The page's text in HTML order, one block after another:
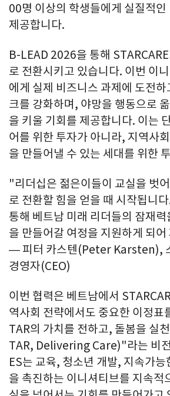
00명 이상의 학생들에게 실질적인
제공합니다.
B-LEAD 2026을 통해
로 전환시키고 있습니다. 이번 이
에게 실제 비즈니스 과제에 도전하
크를 강화하며, 야망을 행동으로
을 키울 기회를 제공합니다. 이는
어를 위한 투자가 아니라, 지역사
을 만들어낼 수 있는 세대를 위한
"리더십은 젊은이들이 교실을 벗
로 전환할 힘을 얻을 때 시작됩니
통해 베트남 미래 리더들의 잠재력
을 만들어갈 여정을 지원하게 되
— 피터 카스텐(Peter Karsten),
경영자(CEO)
이번 협력은 베트남에서
역사회 전략에서도 중요한 이정표
TAR의 가치를 전하고, 돌봄을 실
TAR, Delivering Care)"라는 비
ES는 교육, 청소년 개발, 지속가능
을 촉진하는 이니셔티브를 지속적